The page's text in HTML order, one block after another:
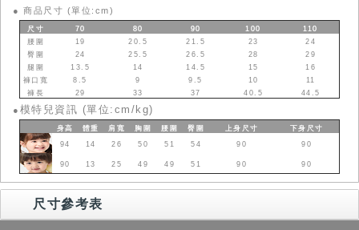
● 商品尺寸 (單位:cm)
尺寸 70 80 90 100
110
腰圍
19 20.5 21.5 23
24
臀圍
24 25.5 26.5 28
29
腿圍
13.5 14 14.5 15
16
褲口寬
8.5 9 9.5 10
11
褲長
29 33 37 40.5 44.5
● 模特兒資訊 (單位:cm/kg)
身高 體重 肩寬 胸圍 腰圍 臀圍 上身 尺寸 下身 尺寸
94
14 26 50 51 54 90 90
90 13 25 49 49 51 90 90
尺寸參考表